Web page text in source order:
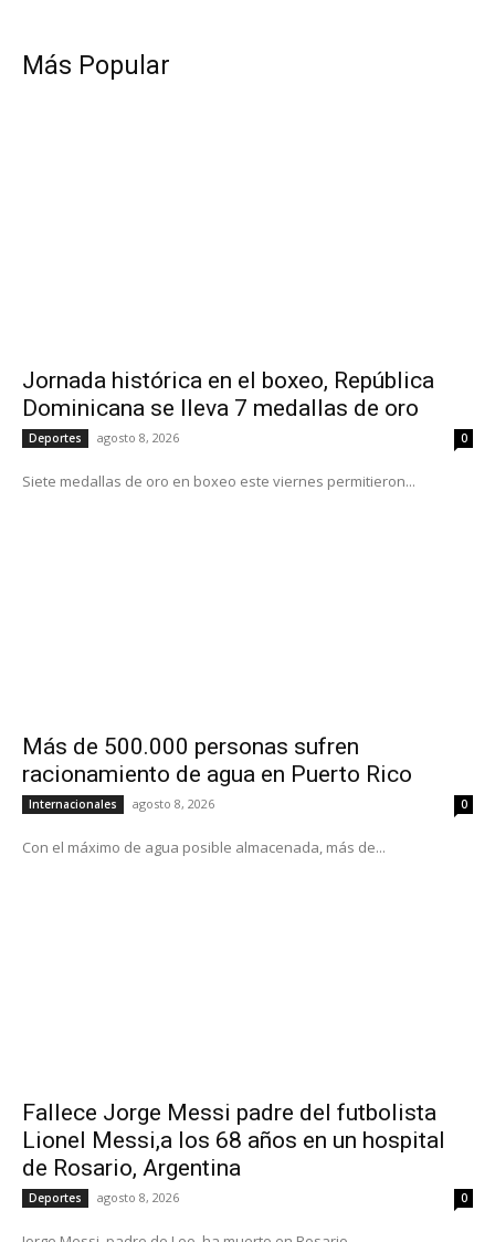
Más Popular
Jornada histórica en el boxeo, República
Dominicana se lleva 7 medallas de oro
Deportes agosto 8, 2026 0
Siete medallas de oro en boxeo este viernes permitieron...
Más de 500.000 personas sufren
racionamiento de agua en Puerto Rico
Internacionales agosto 8, 2026 0
Con el máximo de agua posible almacenada, más de...
Fallece Jorge Messi padre del futbolista
Lionel Messi,a los 68 años en un hospital
de Rosario, Argentina
Deportes agosto 8, 2026 0